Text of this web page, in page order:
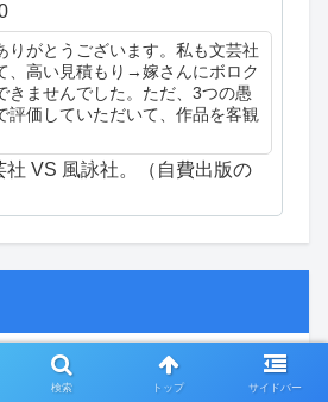
りがとうございます。私も文芸社
、高い見積もり→嫁さんにボロク
きませんでした。ただ、3つの愚
評価していただいて、作品を客観
社 VS 風詠社。（自費出版の
精神病患者の日常
検索 トップ サイドバー